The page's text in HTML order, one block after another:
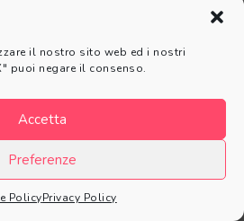
il nostro sito web ed i nostri
puoi negare il consenso.
Accetta
Preferenze
PolicyPrivacy Policy
i tre meccanismi di difesa.